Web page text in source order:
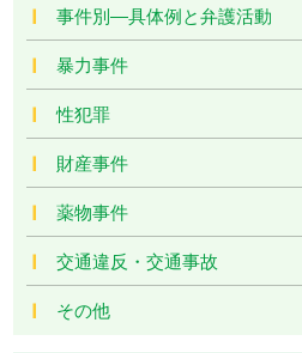
事件別―具体例と弁護活動
暴力事件
性犯罪
財産事件
薬物事件
交通違反・交通事故
その他